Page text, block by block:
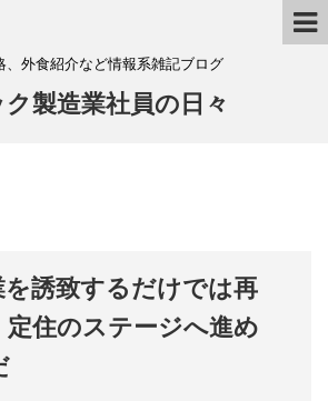
、外食紹介など情報系雑記ブログ
製造業社員の日々
誘致するだけでは再
住のステージへ進め